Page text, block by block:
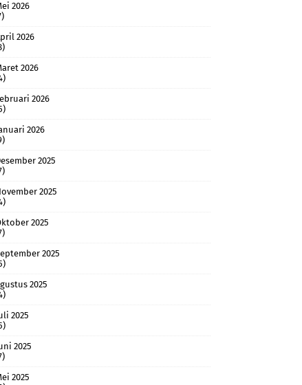
2026
2026
2026
2026
2026
2025
2025
2025
2025
2025
2025
2025
2025